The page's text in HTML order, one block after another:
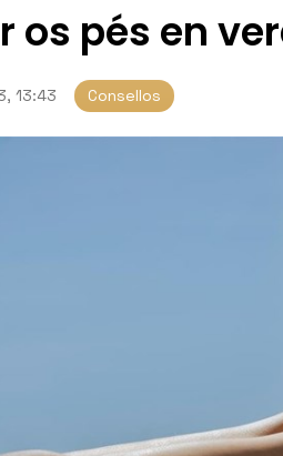
os pés en
13:43 Consellos